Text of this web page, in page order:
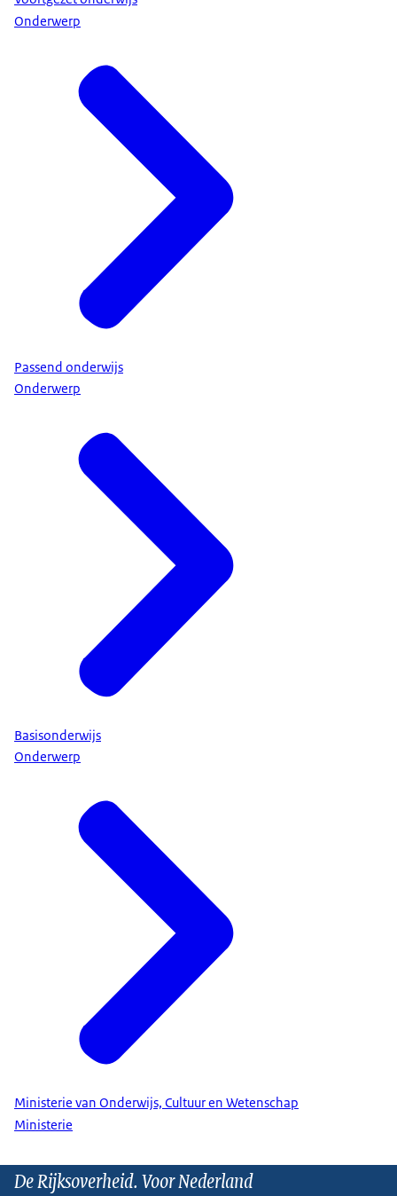
Onderwerp
Passend onderwijs
Onderwerp
Basisonderwijs
Onderwerp
Ministerie van Onderwijs, Cultuur en Wetenschap
Ministerie
De Rijksoverheid. Voor Nederland